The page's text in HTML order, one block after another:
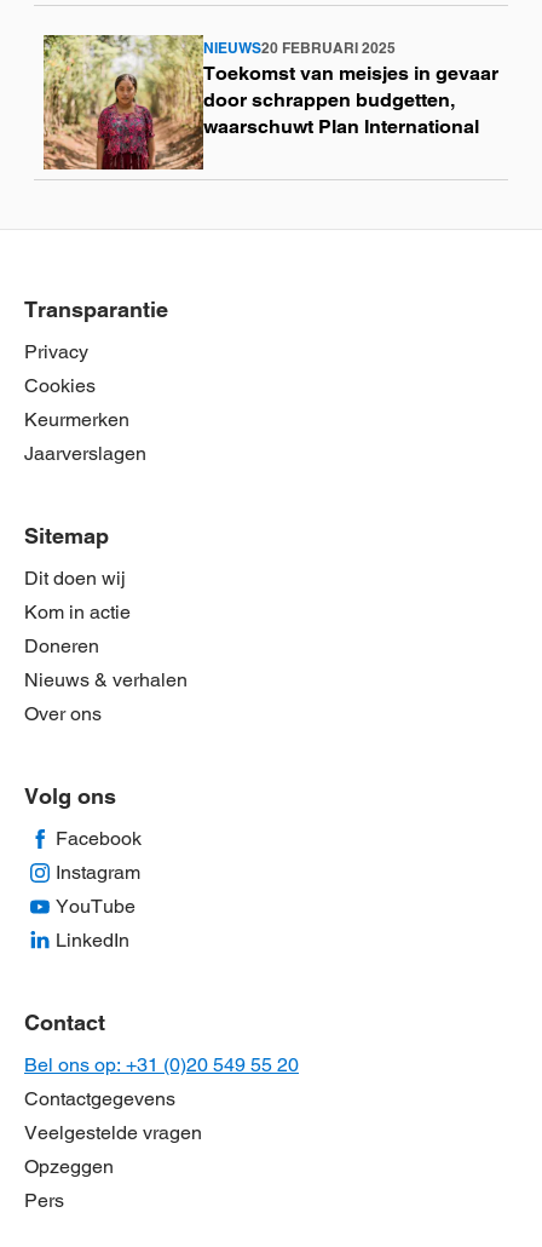
NIEUWS20 FEBRUARI 2025
Toekomst van meisjes in gevaar
door schrappen budgetten,
waarschuwt Plan International
Lees
meer
Transparantie
Privacy
Cookies
Keurmerken
Jaarverslagen
Sitemap
Dit doen wij
Kom in actie
Doneren
Nieuws & verhalen
Over ons
Volg ons
Facebook
Instagram
YouTube
LinkedIn
Contact
Bel ons op: +31 (0)20 549 55 20
Contactgegevens
Veelgestelde vragen
Opzeggen
Pers